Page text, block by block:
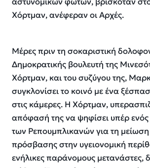
Χόρτμαν, ανέφεραν οι Αρχές.
Μέρες πριν τη σοκαριστική
Δημοκρατικής βουλευτή της
Χόρτμαν, και του συζύγου της,
συγκλονίσει το κοινό με ένα
στις κάμερες. Η Χόρτμαν,
απόφασή της να ψηφίσει υπέρ
των Ρεπουμπλικανών για τη μείωση
πρόσβασης στην υγειονομική
ενήλικες παράνομους μετανάστες,